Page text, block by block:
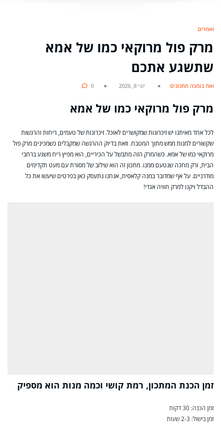
מאמרים
מרק פול מרוקאי כמו של אמא
שתשגע אתכם
מאת בומבה מתכונים יוני 8, 2026 0
מרק פול מרוקאי כמו של אמא
לכל אחד מאיתנו יש זיכרונות שמקושרים לאוכל. זיכרונות של טעמים, ריחות והרגשות
שקשורים למנות ממש מתוך המטבח. וזאת בדיוק ההרגשה שמקבלים כשמכינים מרק פול
מרוקאי כמו של אמא. כשהמרק הזה מתבשל על הכיריים, הוא מפיץ ריח משגע ברחבי
הבית, ורק מחכה שנטעם ממנו. מתכון זה הוא שילוב של מסורת עם מעט תקדימים
מודרניים. על אף שמדובר במנה קלאסית, אנחנו נתעסק כאן בפרטים שיעשו את כל
ההבדל ויקנו למרק חוויה אגדי!
זמן הכנת המתכון, רמת קושי וכמה מנות הוא מספיק
זמן הכנה: 30 דקות
זמן בישול: 2-3 שעות